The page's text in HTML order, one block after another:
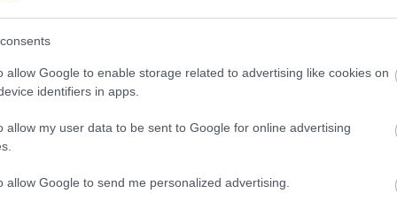
allow Google to enable storage related to advertising like cookies on
identifiers in apps.
allow my user data to be sent to Google for online advertising
allow Google to send me personalized advertising.